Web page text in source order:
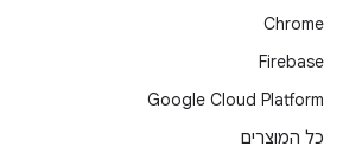
Chrome
Firebase
Google Cloud Platform
כל המוצרים